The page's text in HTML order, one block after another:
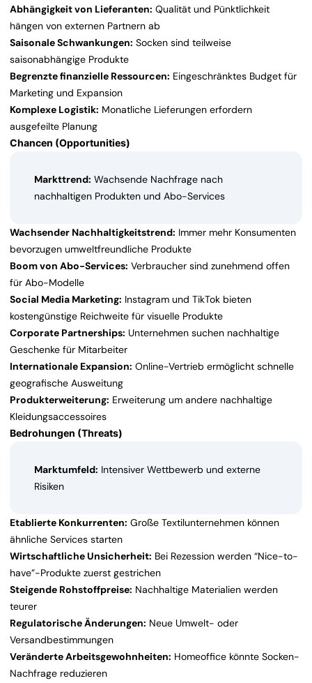
Abhängigkeit von Lieferanten: Qualität und Pünktlichkeit
hängen von externen Partnern ab
Saisonale Schwankungen: Socken sind teilweise
saisonabhängige Produkte
Begrenzte finanzielle Ressourcen: Eingeschränktes Budget für
Marketing und Expansion
Komplexe Logistik: Monatliche Lieferungen erfordern
ausgefeilte Planung
Chancen (Opportunities)
Markttrend: Wachsende Nachfrage nach
nachhaltigen Produkten und Abo-Services
Wachsender Nachhaltigkeitstrend: Immer mehr Konsumenten
bevorzugen umweltfreundliche Produkte
Boom von Abo-Services: Verbraucher sind zunehmend offen
für Abo-Modelle
Social Media Marketing: Instagram und TikTok bieten
kostengünstige Reichweite für visuelle Produkte
Corporate Partnerships: Unternehmen suchen nachhaltige
Geschenke für Mitarbeiter
Internationale Expansion: Online-Vertrieb ermöglicht schnelle
geografische Ausweitung
Produkterweiterung: Erweiterung um andere nachhaltige
Kleidungsaccessoires
Bedrohungen (Threats)
Marktumfeld: Intensiver Wettbewerb und externe
Risiken
Etablierte Konkurrenten: Große Textilunternehmen können
ähnliche Services starten
Wirtschaftliche Unsicherheit: Bei Rezession werden “Nice-to-
have”-Produkte zuerst gestrichen
Steigende Rohstoffpreise: Nachhaltige Materialien werden
teurer
Regulatorische Änderungen: Neue Umwelt- oder
Versandbestimmungen
Veränderte Arbeitsgewohnheiten: Homeoffice könnte Socken-
Nachfrage reduzieren